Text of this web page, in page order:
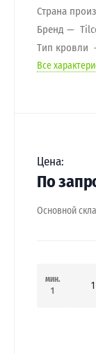
Страна
Бренд
Тип кровли
Все
Цена:
По
Основной
мин.
1